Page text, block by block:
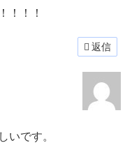
！！！
返信
いです。